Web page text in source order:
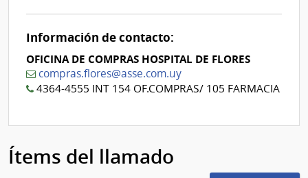
0
Información de contacto:
OFICINA DE COMPRAS HOSPITAL DE FLORES
compras.flores@asse.com.uy
4364-4555 INT 154 OF.COMPRAS/ 105 FARMACIA
Ítems del llamado